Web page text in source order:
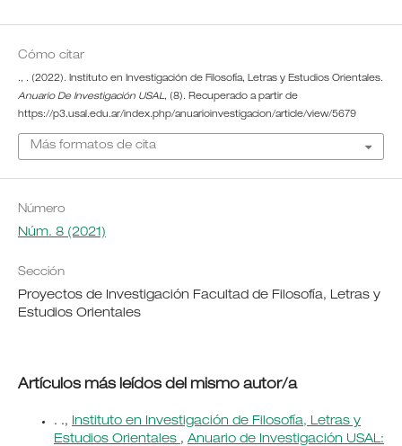
Cómo citar
., . (2022). Instituto en Investigación de Filosofía, Letras y Estudios Orientales.
Anuario De Investigación USAL, (8). Recuperado a partir de
https://p3.usal.edu.ar/index.php/anuarioinvestigacion/article/view/5679
Más formatos de cita
Número
Núm. 8 (2021)
Sección
Proyectos de Investigación Facultad de Filosofía, Letras y
Estudios Orientales
Artículos más leídos del mismo autor/a
. ., Instituto en Investigación de Filosofía, Letras y
Estudios Orientales , Anuario de Investigación USAL: